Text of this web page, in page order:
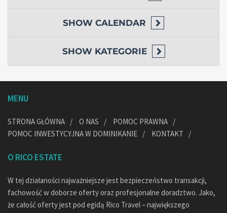
SHOW CALENDAR
SHOW KATEGORIE
MENU
STRONA GŁÓWNA O NAS
POMOC PRAWNA
POMOC INWESTYCYJNA W DOMINIKANIE
KONTAKT
O RICO ESTATE
W tej działaności najważniejsze jest bezpieczeństwo transakcji,
fachowość w doborze oferty oraz profesjonalne doradztwo. Jako,
że całość oferty jest pod egidą Rico Travel – największego